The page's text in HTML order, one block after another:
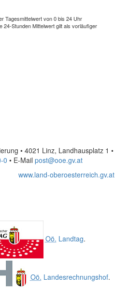
Tagesmittelwert von 0 bis 24 Uhr
24-Stunden Mittelwert gilt als vorläufiger
• 4021 Linz, Landhausplatz 1 •
0 • E-Mail post@ooe.gv.at
www.land-oberoesterreich.gv.at
Oö. Landtag.
Oö. Landesrechnungshof.